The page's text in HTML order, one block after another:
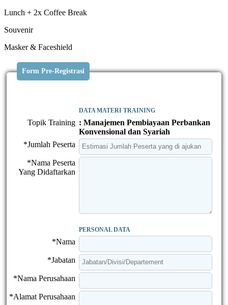
Lunch + 2x Coffee Break
Souvenir
Masker & Faceshield
Form Pre-Registrasi
DATA MATERI TRAINING
Topik Training : Manajemen Pembiayaan Perbankan
Konvensional dan Syariah
*Jumlah Peserta
*Nama Peserta
Yang Didaftarkan
PERSONAL DATA
*Nama
*Jabatan
*Nama Perusahaan
*Alamat Perusahaan